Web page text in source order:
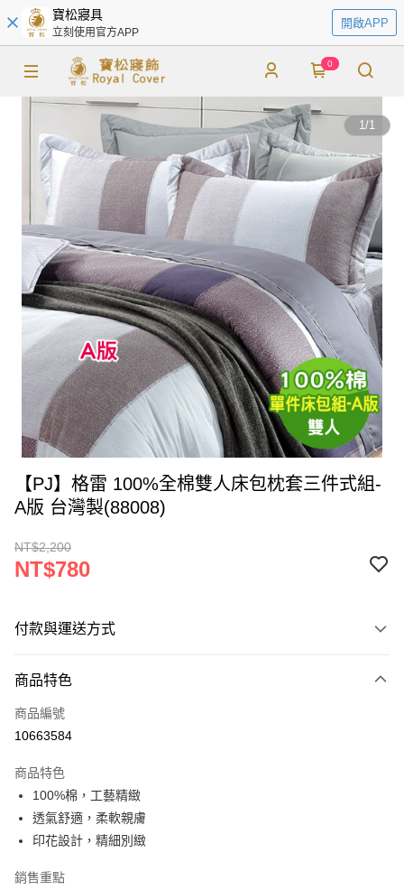
寶松寢具
立刻使用官方APP
開啟APP
0
1/1
【PJ】格雷 100%全棉雙人床包枕套三件式組-
A版 台灣製(88008)
NT$2,200
NT$780
付款與運送方式
信用卡一次付款
LINE Pay
街口支付
悠遊付
商品特色
商品編號
10663584
商品特色
100%棉，工藝精緻
透氣舒適，柔軟親膚
印花設計，精細別緻
銷售重點